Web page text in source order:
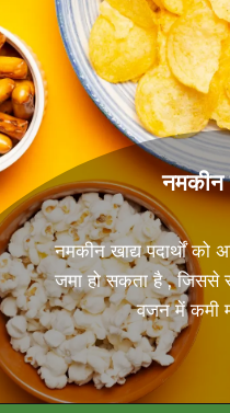
नमकीन
नमकीन खाद्य पदार्थों को
जमा हो सकता है ,
वजन में कमी